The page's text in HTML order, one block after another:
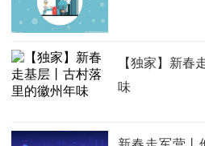
【独家】新春
味